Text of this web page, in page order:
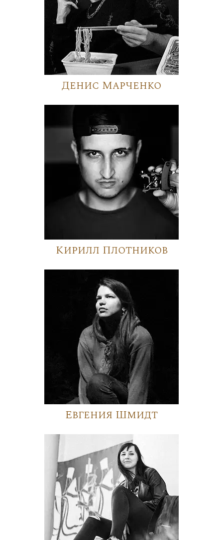
Денис Марченко
Кирилл Плотников
Евгения Шмидт